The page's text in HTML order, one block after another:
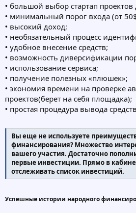
• большой выбор стартап
• минимальный порог входа (от
• высокий доход;
• необязательный процесс
• удобное внесение средств;
• возможность диверсификации
• использование сервиса;
• получение полезных «плюшек»;
• экономия времени на проверке
проектов(берет на себя площадка);
• простая процедура вывода
Вы еще не используете
финансирования? Множество
вашего участия. Достаточно
первые инвестиции. Прямо в
отслеживать список инвестиций.
Успешные истории народного